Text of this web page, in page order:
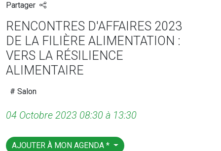
Partager
RENCONTRES D'AFFAIRES 2023
DE LA FILIÈRE ALIMENTATION :
VERS LA RÉSILIENCE
ALIMENTAIRE
# Salon
04 Octobre 2023 08:30 à 13:30
AJOUTER À MON AGENDA *